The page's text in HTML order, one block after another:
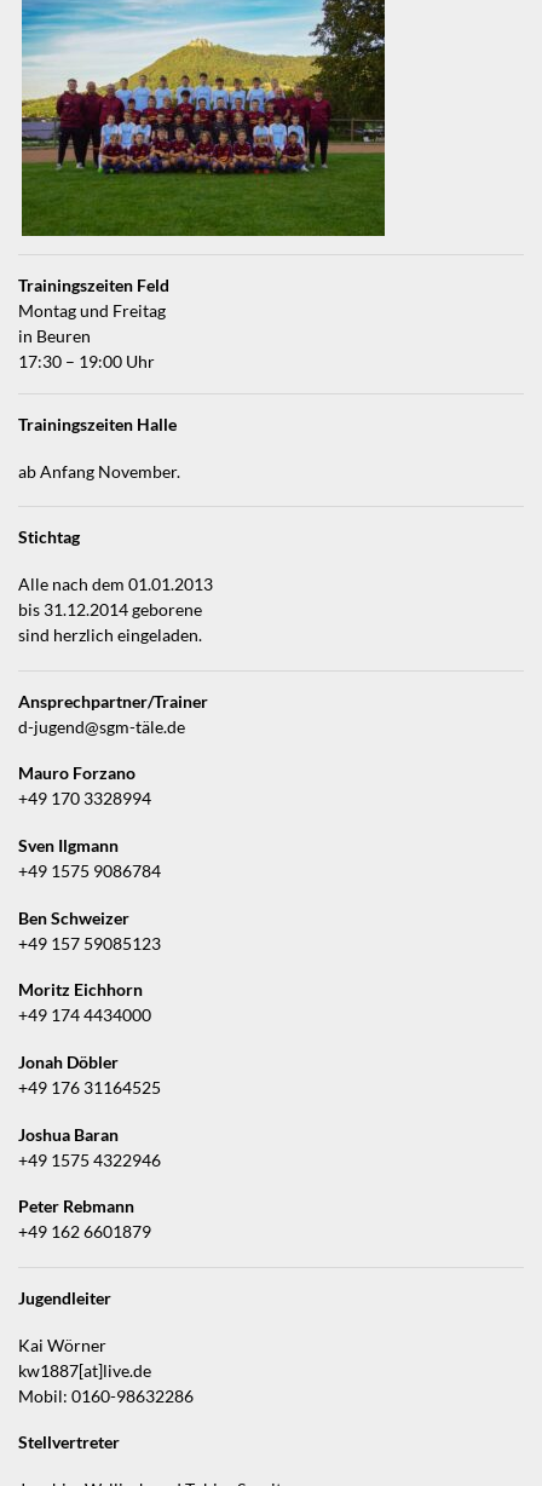
Trainingszeiten Feld
Montag und Freitag
in Beuren
17:30 – 19:00 Uhr
Trainingszeiten Halle
ab Anfang November.
Stichtag
Alle nach dem 01.01.2013
bis 31.12.2014 geborene
sind herzlich eingeladen.
Ansprechpartner/Trainer
d-jugend@sgm-täle.de
Mauro Forzano
+49 170 3328994
Sven Ilgmann
+49 1575 9086784
Ben Schweizer
+49 157 59085123
Moritz Eichhorn
+49 174 4434000
Jonah Döbler
+49 176 31164525
Joshua Baran
+49 1575 4322946
Peter Rebmann
+49 162 6601879
Jugendleiter
Kai Wörner
kw1887[at]live.de
Mobil: 0160-98632286
Stellvertreter